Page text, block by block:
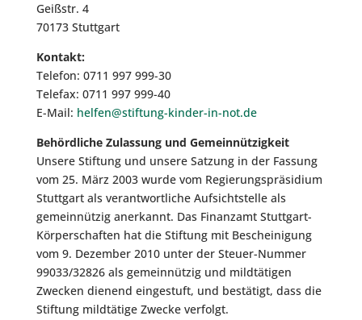
Geißstr. 4
70173 Stuttgart
Kontakt:
Telefon: 0711 997 999-30
Telefax: 0711 997 999-40
E-Mail: helfen@stiftung-kinder-in-not.de
Behördliche Zulassung und Gemeinnützigkeit
Unsere Stiftung und unsere Satzung in der Fassung
vom 25. März 2003 wurde vom Regierungspräsidium
Stuttgart als verantwortliche Aufsichtstelle als
gemeinnützig anerkannt. Das Finanzamt Stuttgart-
Körperschaften hat die Stiftung mit Bescheinigung
vom 9. Dezember 2010 unter der Steuer-Nummer
99033/32826 als gemeinnützig und mildtätigen
Zwecken dienend eingestuft, und bestätigt, dass die
Stiftung mildtätige Zwecke verfolgt.